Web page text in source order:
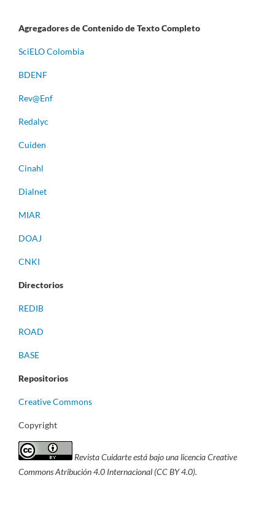
Agregadores de Contenido de Texto Completo
SciELO Colombia
BDENF
Rev@Enf
Redalyc
Cuiden
Cinahl
Dialnet
MIAR
DOAJ
CNKI
Directorios
REDIB
ROAD
BASE
Repositorios
Creative Commons
Copyright
Revista Cuidarte está bajo una licencia Creative
Commons Atribución 4.0 Internacional (CC BY 4.0).